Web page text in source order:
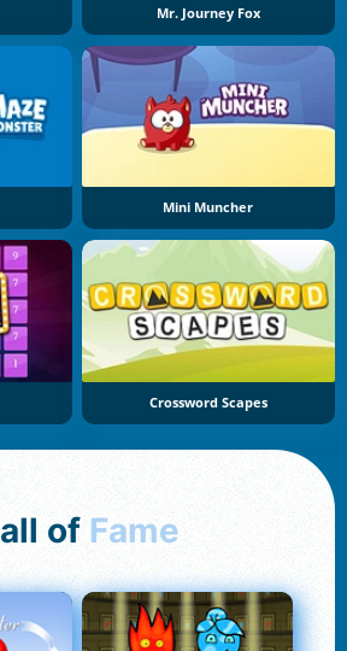
Mr. Journey Fox
Mini Muncher
Crossword Scapes
Hall of Fame